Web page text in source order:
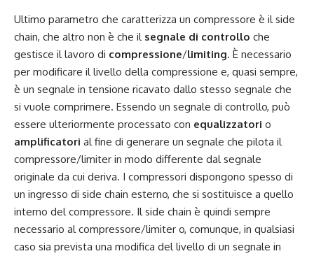
Ultimo parametro che caratterizza un compressore è il side
chain, che altro non è che il segnale di controllo che
gestisce il lavoro di compressione/limiting. È necessario
per modificare il livello della compressione e, quasi sempre,
è un segnale in tensione ricavato dallo stesso segnale che
si vuole comprimere. Essendo un segnale di controllo, può
essere ulteriormente processato con equalizzatori o
amplificatori al fine di generare un segnale che pilota il
compressore/limiter in modo differente dal segnale
originale da cui deriva. I compressori dispongono spesso di
un ingresso di side chain esterno, che si sostituisce a quello
interno del compressore. Il side chain è quindi sempre
necessario al compressore/limiter o, comunque, in qualsiasi
caso sia prevista una modifica del livello di un segnale in